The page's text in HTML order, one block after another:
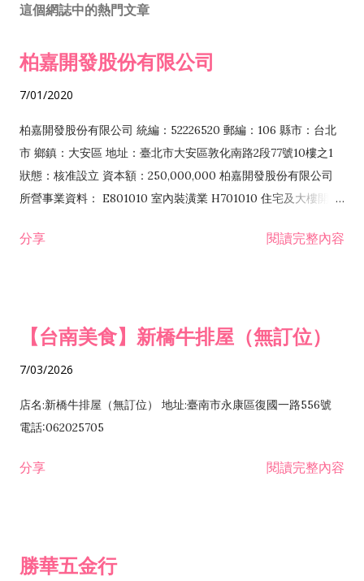
這個網誌中的熱門文章
柏嘉開發股份有限公司
7/01/2020
柏嘉開發股份有限公司 統編：52226520 郵編：106 縣市：台北
市 鄉鎮：大安區 地址：臺北市大安區敦化南路2段77號10樓之1
狀態：核准設立 資本額：250,000,000 柏嘉開發股份有限公司
所營事業資料： E801010 室內裝潢業 H701010 住宅及大樓開發
發業 H703090 不動產買賣業 H703100 不動產租賃業 I503010
分享 閱讀完整內容
【台南美食】新橋牛排屋（無訂位）
7/03/2026
店名:新橋牛排屋（無訂位） 地址:臺南市永康區復國一路556號
電話:062025705
分享 閱讀完整內容
勝華五金行